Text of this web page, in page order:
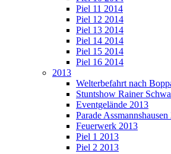
Piel 11 2014
Piel 12 2014
Piel 13 2014
Piel 14 2014
Piel 15 2014
Piel 16 2014
2013
Welterbefahrt nach
Stuntshow Rainer
Eventgelände 2013
Parade
Feuerwerk 2013
Piel 1 2013
Piel 2 2013